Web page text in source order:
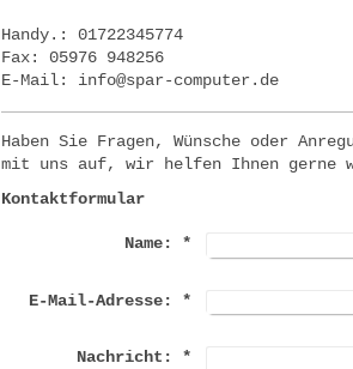
Handy.: 01722345774
Fax: 05976 948256
E-Mail: info@spar-computer.de
Haben Sie Fragen, Wünsche oder
mit uns auf, wir helfen Ihnen gerne
Kontaktformular
Name: *
E-Mail-Adresse: *
Nachricht: *